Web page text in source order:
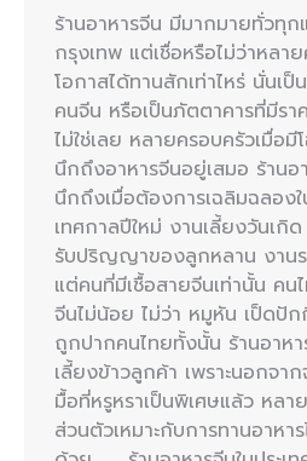
ร้านอาหารจีน มีมากมายทั่วทุก
กรุงเทพ แต่เชื่อหรือไม่ว่าหล
โอกาสได้ทานสักเท่าไหร่ นั่นเป็
คนจีน หรือเป็นภัตตาคารที่มีร
ไม่ใช่เลย หลายครอบครัวเมื่อ
นึกถึงอาหารจีนอยู่เสมอ ร้านอ
นึกถึงเมื่อต้องการเฉลิมฉลอง
เทศกาลปีใหม่ งานเลี้ยงวันเ
รับปริญญาของลูกหลาน งาน
แต่คนที่มีเชื้อสายจีนเท่านั้น คน
จีนไม่น้อย ไม่ว่า หมูหัน เป็ดปั
ถูกปากคนไทยทั้งนั้น ร้านอาห
เลี้ยงข้าวลูกค้า เพราะนอกจาก
มื้อที่หรูหราเป็นพิเศษแล้ว หล
ส่วนตัวเหมาะกับการทานอาหา